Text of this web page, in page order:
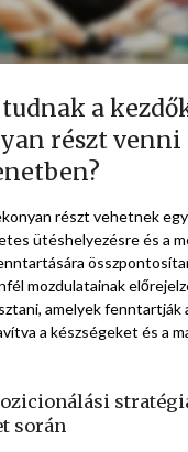
a
részt venni
részt vehetnek
ütéshelyezésre és a
mozdulatainak
amelyek fenntartják
a készségeket és a
során